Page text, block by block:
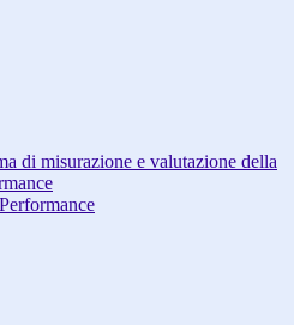
di misurazione e valutazione della